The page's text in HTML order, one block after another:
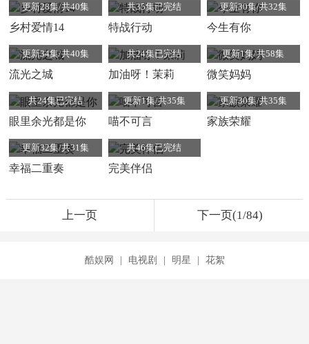
更新28集/共40集
乡村爱情14
共35集已完结
特战行动
更新30集/共32集
今生有你
更新34集/共40集
流光之城
共24集已完结
加油呀！茉莉
更新1集/共58集
微笑妈妈
共24集已完结
眼里余光都是你
更新1集/共35集
喵不可言
更新30集/共35集
家族荣耀
更新32集/共31集
幸福二重奏
共46集已完结
完美伴侣
上一页 下一页(1/84)
酷娱网 | 电视剧 | 明星 | 花絮